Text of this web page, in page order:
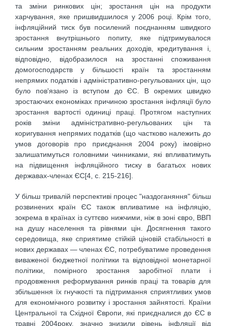
та зміни ринкових цін; зростання цін на продукти
харчування, яке пришвидшилося у 2006 році. Крім того,
інфляційний тиск був посилений поєднанням швидкого
зростання внутрішнього попиту, яке підтримувалося
сильним зростанням реальних доходів, кредитування і,
відповідно, відобразилося на зростанні споживання
домогосподарств у більшості країн та зростанням
непрямих податків і адміністративно-регульованих цін, що
було пов'язано із вступом до ЄС. В окремих швидко
зростаючих економіках причиною зростання інфляції було
зростання вартості одиниці праці. Протягом наступних
років зміни адміністративно-регульованих цін та
коригування непрямих податків (що частково належить до
умов договорів про приєднання 2004 року) імовірно
залишатимуться головними чинниками, які впливатимуть
на підвищення інфляційного тиску в багатьох нових
державах-членах ЄС[4, c. 215-216].
У більш тривалій перспективі процес "наздоганяння" більш
розвинених країн ЄС також впливатиме на інфляцію,
зокрема в країнах із суттєво нижчими, ніж в зоні євро, ВВП
на душу населення та рівнями цін. Досягнення такого
середовища, яке сприятиме стійкій ціновій стабільності в
нових державах — членах ЄС, потребуватиме проведення
виваженої бюджетної політики та відповідної монетарної
політики, помірного зростання заробітної плати і
продовження реформування ринків праці та товарів для
збільшення їх гнучкості та підтримання сприятливих умов
для економічного розвитку і зростання зайнятості. Країни
Центральної та Східної Європи, які приєдналися до ЄС в
травні 2004року, значно знизили рівень інфляції від